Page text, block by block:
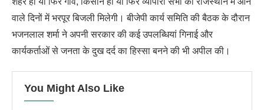
वाले दिनों में भरपूर बिजली मिलेगी। बीजेपी कार्य समिति की बैठक के दौरान
भजनलाल शर्मा ने अपनी सरकार की कई उपलब्धियां गिनाई और
कार्यकर्ताओं से जनता के दुख दर्द का हिस्सा बनने की भी अपील की।
You Might Also Like